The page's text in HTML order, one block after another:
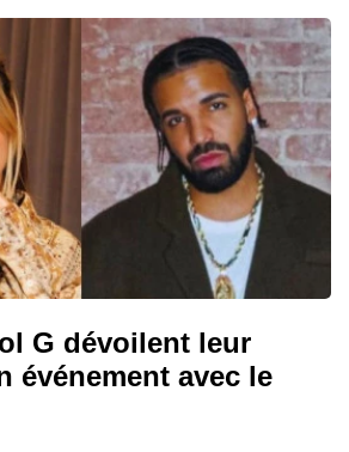
G dévoilent leur
événement avec le